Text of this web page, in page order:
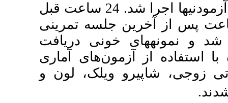
ثابت و ارگومتر دستی به وسیله آزمودنی­ها اجرا شد. 24 ساعت قبل
آخرین جلسه تمرینی
دریافت
آماری
ویلک، لون و